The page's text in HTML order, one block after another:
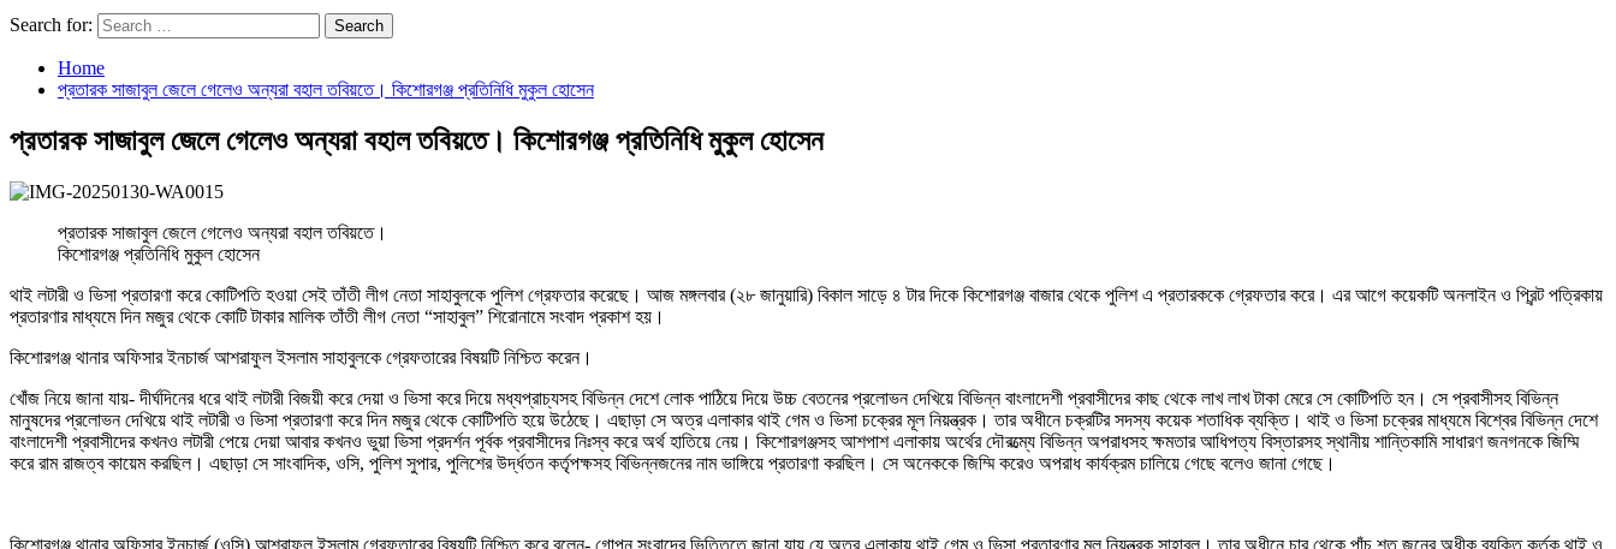
Search for:
Home
প্রতারক সাজাবুল জেলে গেলেও অন্যরা বহাল তবিয়তে। কিশোরগঞ্জ প্রতিনিধি মুকুল হোসেন
প্রতারক সাজাবুল জেলে গেলেও অন্যরা বহাল তবিয়তে। কিশোরগঞ্জ প্রতিনিধি মুকুল হোসেন
প্রতারক সাজাবুল জেলে গেলেও অন্যরা বহাল তবিয়তে।
কিশোরগঞ্জ প্রতিনিধি মুকুল হোসেন
থাই লটারী ও ভিসা প্রতারণা করে কোটিপতি হওয়া সেই তাঁতী লীগ নেতা সাহাবুলকে পুলিশ গ্রেফতার করেছে। আজ মঙ্গলবার (২৮ জানুয়ারি) বিকাল সাড়ে ৪ টার দিকে কিশোরগঞ্জ বাজার থেকে পুলিশ এ প্রতারককে গ্রেফতার করে। এর আগে কয়েকটি অনলাইন ও প্রিন্ট পত্রিকায়
প্রতারণার মাধ্যমে দিন মজুর থেকে কোটি টাকার মালিক তাঁতী লীগ নেতা “সাহাবুল” শিরোনামে সংবাদ প্রকাশ হয়।
কিশোরগঞ্জ থানার অফিসার ইনচার্জ আশরাফুল ইসলাম সাহাবুলকে গ্রেফতারের বিষয়টি নিশ্চিত করেন।
খোঁজ নিয়ে জানা যায়- দীর্ঘদিনের ধরে থাই লটারী বিজয়ী করে দেয়া ও ভিসা করে দিয়ে মধ্যপ্রাচ্যসহ বিভিন্ন দেশে লোক পাঠিয়ে দিয়ে উচ্চ বেতনের প্রলোভন দেখিয়ে বিভিন্ন বাংলাদেশী প্রবাসীদের কাছ থেকে লাখ লাখ টাকা মেরে সে কোটিপতি হন। সে প্রবাসীসহ বিভিন্ন
মানুষদের প্রলোভন দেখিয়ে থাই লটারী ও ভিসা প্রতারণা করে দিন মজুর থেকে কোটিপতি হয়ে উঠেছে। এছাড়া সে অত্র এলাকার থাই গেম ও ভিসা চক্রের মূল নিয়ন্ত্রক। তার অধীনে চক্রটির সদস্য কয়েক শতাধিক ব্যক্তি। থাই ও ভিসা চক্রের মাধ্যমে বিশ্বের বিভিন্ন দেশে
বাংলাদেশী প্রবাসীদের কখনও লটারী পেয়ে দেয়া আবার কখনও ভুয়া ভিসা প্রদর্শন পূর্বক প্রবাসীদের নিঃস্ব করে অর্থ হাতিয়ে নেয়। কিশোরগঞ্জসহ আশপাশ এলাকায় অর্থের দৌরত্ম্যে বিভিন্ন অপরাধসহ ক্ষমতার আধিপত্য বিস্তারসহ স্থানীয় শান্তিকামি সাধারণ জনগনকে জিম্মি
করে রাম রাজত্ব কায়েম করছিল। এছাড়া সে সাংবাদিক, ওসি, পুলিশ সুপার, পুলিশের উর্দ্ধতন কর্তৃপক্ষসহ বিভিন্নজনের নাম ভাঙ্গিয়ে প্রতারণা করছিল। সে অনেককে জিম্মি করেও অপরাধ কার্যক্রম চালিয়ে গেছে বলেও জানা গেছে।
কিশোরগঞ্জ থানার অফিসার ইনচার্জ (ওসি) আশরাফুল ইসলাম গ্রেফতারের বিষয়টি নিশ্চিত করে বলেন- গোপন সংবাদের ভিত্তিতে জানা যায় যে অত্র এলাকায় থাই গেম ও ভিসা প্রতারণার মূল নিয়ন্ত্রক সাহাবুল। তার অধীনে চার থেকে পাঁচ শত জনের অধীক ব্যক্তি কর্তৃক থাই ও